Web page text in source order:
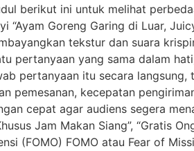
berikut ini untuk melihat
“Ayam Goreng Garing di Luar,
tekstur dan suara
pertanyaan yang sama dalam
pertanyaan itu secara
pemesanan, kecepatan
cepat agar audiens segera
Jam Makan Siang”, “Gratis
(FOMO) FOMO atau Fear of